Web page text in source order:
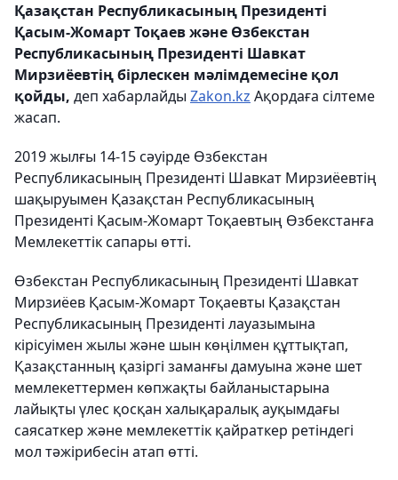
Қазақстан Республикасының Президенті
Қасым-Жомарт Тоқаев және Өзбекстан
Республикасының Президенті Шавкат
Мирзиёевтің бірлескен мәлімдемесіне қол
қойды, деп хабарлайды Zakon.kz Ақордаға сілтеме
жасап.
2019 жылғы 14-15 сәуірде Өзбекстан
Республикасының Президенті Шавкат Мирзиёевтің
шақыруымен Қазақстан Республикасының
Президенті Қасым-Жомарт Тоқаевтың Өзбекстанға
Мемлекеттік сапары өтті.
Өзбекстан Республикасының Президенті Шавкат
Мирзиёев Қасым-Жомарт Тоқаевты Қазақстан
Республикасының Президенті лауазымына
кірісуімен жылы және шын көңілмен құттықтап,
Қазақстанның қазіргі заманғы дамуына және шет
мемлекеттермен көпжақты байланыстарына
лайықты үлес қосқан халықаралық ауқымдағы
саясаткер және мемлекеттік қайраткер ретіндегі
мол тәжірибесін атап өтті.